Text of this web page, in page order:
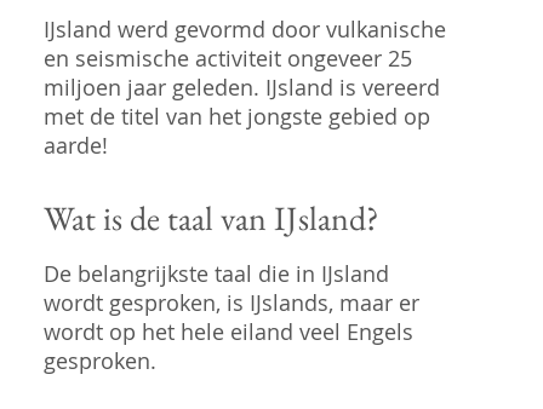
IJsland werd gevormd door vulkanische
en seismische activiteit ongeveer 25
miljoen jaar geleden. IJsland is vereerd
met de titel van het jongste gebied op
aarde!
Wat is de taal van IJsland?
De belangrijkste taal die in IJsland
wordt gesproken, is IJslands, maar er
wordt op het hele eiland veel Engels
gesproken.